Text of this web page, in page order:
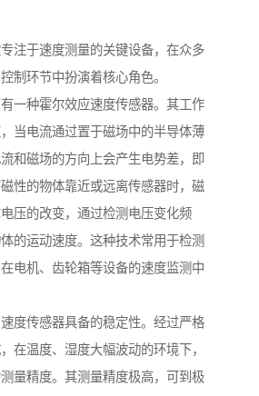
注于速度测量的关键设备，在众多
制环节中扮演着核心角色。
一种霍尔效应速度传感器。其工作
当电流通过置于磁场中的半导体薄
和磁场的方向上会产生电势差，即
性的物体靠近或远离传感器时，磁
压的改变，通过检测电压变化频
的运动速度。这种技术常用于检测
电机、齿轮箱等设备的速度监测中
度传感器具备的稳定性。经过严格
在温度、湿度大幅波动的环境下，
量精度。其测量精度极高，可到极